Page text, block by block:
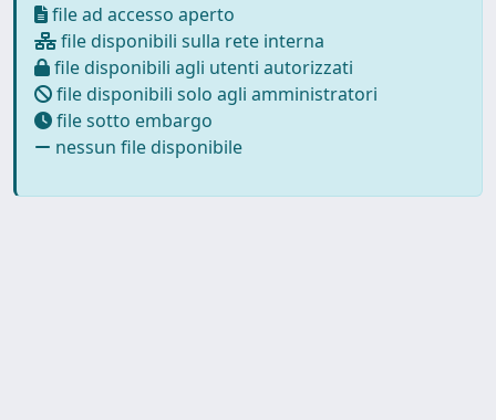
file ad accesso aperto
file disponibili sulla rete interna
file disponibili agli utenti autorizzati
file disponibili solo agli amministratori
file sotto embargo
nessun file disponibile